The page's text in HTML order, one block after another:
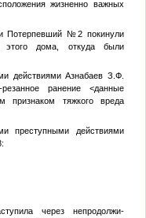
жизненно важных
Потерпевший №2 покинули
этого дома, откуда были
действиями Азнабаев З.Ф.
резанное ранение<данные
признаком тяжкого вреда
преступными действиями
:
через непродолжи-